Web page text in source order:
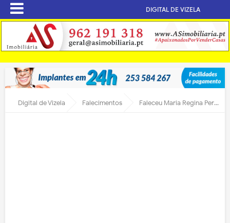
DIGITAL DE VIZELA
Digital de Vizela Falecimentos Faleceu Maria Regina Pereira de Oliveira